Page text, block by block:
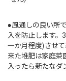
●風通しの良い所
入を防止します。
一か月程度)させ
来た堆肥は家庭菜
入ったら新たなダ